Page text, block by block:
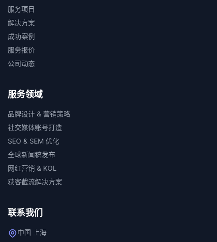
服务项目
解决方案
成功案例
服务报价
公司动态
服务领域
品牌设计 & 营销策略
社交媒体账号打造
SEO & SEM 优化
全球新闻稿发布
网红营销 & KOL
获客截流解决方案
联系我们
中国 上海